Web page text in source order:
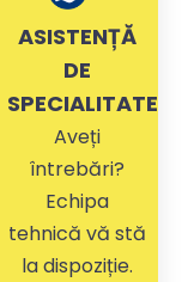
ASISTENȚĂ
DE
SPECIALITATE
Aveți
întrebări?
Echipa
tehnică vă stă
la dispoziție.